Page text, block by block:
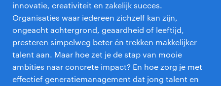
over randstad
innovatie, creativiteit en zakelijk succes.
Organisaties waar iedereen zichzelf kan zijn,
ongeacht achtergrond, geaardheid of leeftijd,
presteren simpelweg beter én trekken makkelijker
talent aan. Maar hoe zet je de stap van mooie
ambities naar concrete impact? En hoe zorg je met
effectief generatiemanagement dat jong talent en